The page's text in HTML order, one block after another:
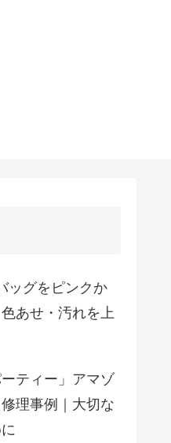
ッグをピンクか
あせ・汚れを上
ティー」アマゾ
理事例｜大切な